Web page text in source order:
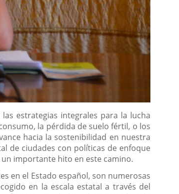
estrategias integrales para la lucha
la pérdida de suelo fértil, o los
hacia la sostenibilidad en nuestra
de ciudades con políticas de enfoque
importante hito en este camino.
en el Estado español, son numerosas
en la escala estatal a través del